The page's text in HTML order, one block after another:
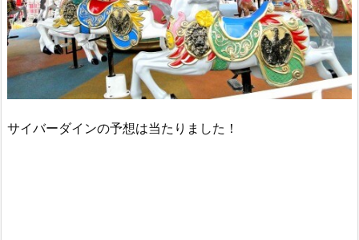
サイバーダインの予想は当たりました！